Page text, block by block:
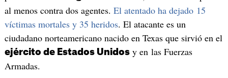
al menos contra dos agentes. El atentado ha dejado 15
víctimas mortales y 35 heridos. El atacante es un
ciudadano norteamericano nacido en Texas que sirvió en el
ejército de Estados Unidosy en las Fuerzas
Armadas.